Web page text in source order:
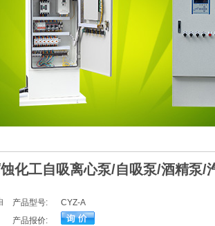
化工自吸离心泵/自吸泵/酒精泵/
产品型号:
CYZ-A
产品报价: